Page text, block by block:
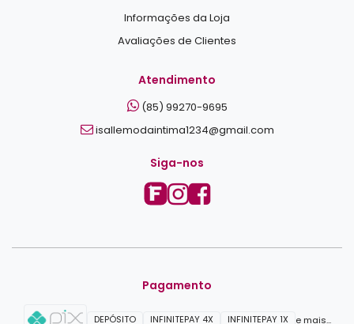
Informações da Loja
Avaliações de Clientes
Atendimento
(85) 99270-9695
isallemodaintima1234@gmail.com
Siga-nos
Pagamento
DEPÓSITO INFINITEPAY 4X INFINITEPAY 1X e mais...